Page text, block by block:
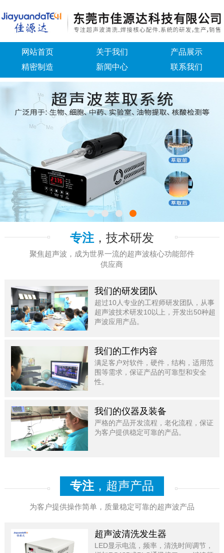
网站首页 关于我们
产品展示
精密制造
新闻中心 联系我们
专注，技术研发
聚焦超声波，成为世界一流的超声波核心功能部件
供应商
我们的研发团队
超过10人专业的工程师研发团队，从事
超声波技术研发10以上，开发出50种超
声波应用产品。
我们的工作内容
满足客户对软件，硬件，结构，适用范
围等需求，保证产品的可靠型和安全
性。
我们的仪器及装备
严格的产品开发流程，老化流程，保证
为客户提供稳定可靠的产品。
专注，超声产品
为客户提供操作简单，质量稳定可靠的超声波产品
超声波清洗发生器
LED显示电流，频率，清洗时间调节，